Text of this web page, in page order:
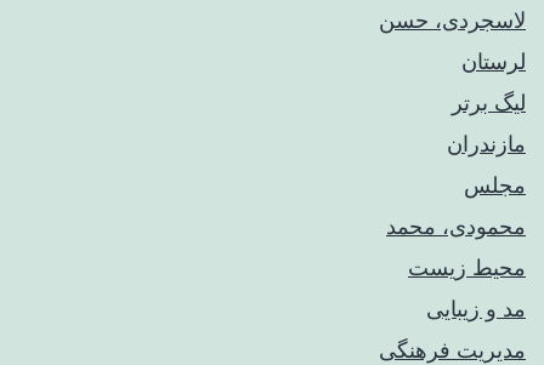
لاسجردی، حسن
لرستان
لیگ برتر
مازندران
مجلس
محمودی، محمد
محیط زیست
مد و زیبایی
مدیریت فرهنگی